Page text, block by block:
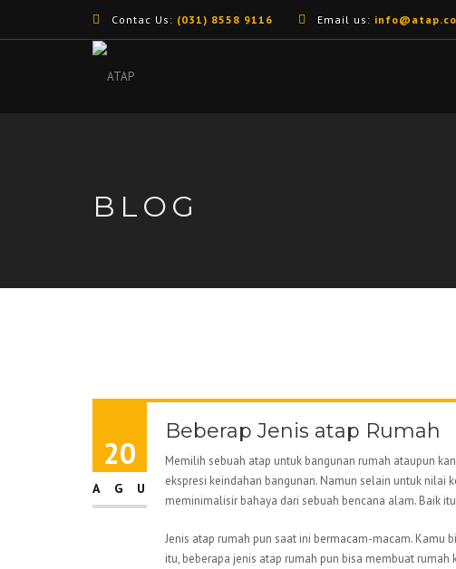
Contac Us: (031) 8558 9116 Email us:
BLOG
20
AGU
Beberap Jenis atap Rumah
Memilih sebuah atap untuk bangunan rumah ataupun
ekspresi keindahan bangunan. Namun selain untuk nilai
meminimalisir bahaya dari sebuah bencana alam. Baik
Jenis atap rumah pun saat ini bermacam-macam. Kamu
itu, beberapa jenis atap rumah pun bisa membuat rumah